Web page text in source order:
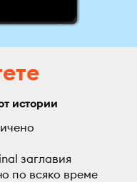
истории
заглавия
по всяко време